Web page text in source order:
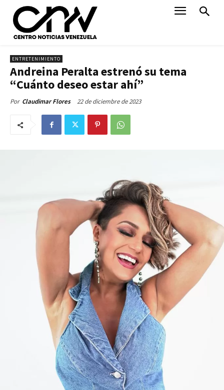
ENTRETENIMIENTO
Andreina Peralta estrenó su tema
“Cuánto deseo estar ahí”
Por Claudimar Flores 22 de diciembre de 2023